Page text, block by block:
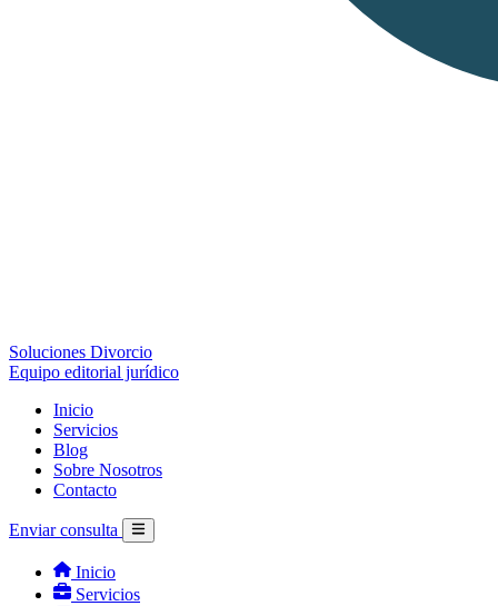
Soluciones Divorcio
Equipo editorial jurídico
Inicio
Servicios
Blog
Sobre Nosotros
Contacto
Enviar consulta
Inicio
Servicios